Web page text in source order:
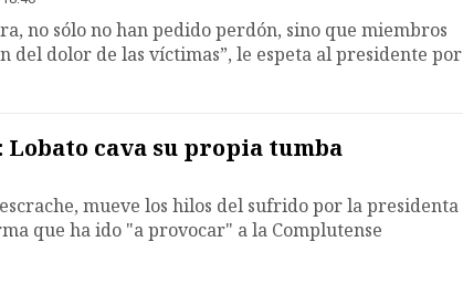
no sólo no han pedido perdón, sino que miembros
del dolor de las víctimas”, le espeta al presidente por
Lobato cava su propia tumba
mueve los hilos del sufrido por la presidenta
que ha ido "a provocar" a la Complutense